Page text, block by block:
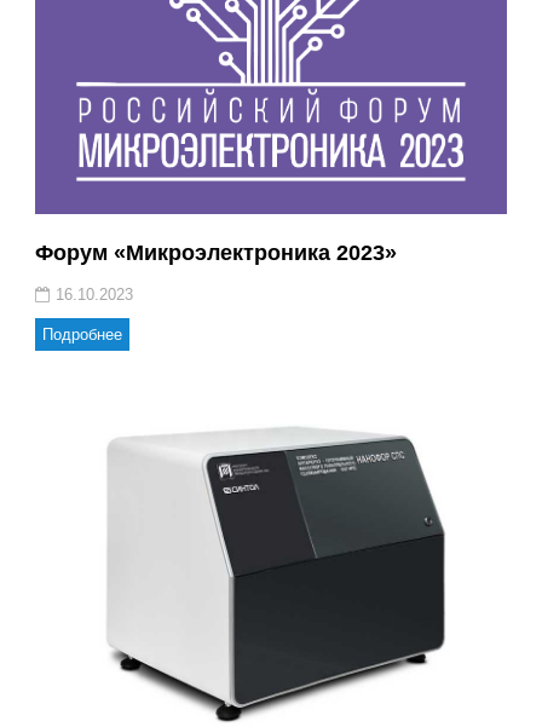
Форум «Микроэлектроника 2023»
16.10.2023
Подробнее